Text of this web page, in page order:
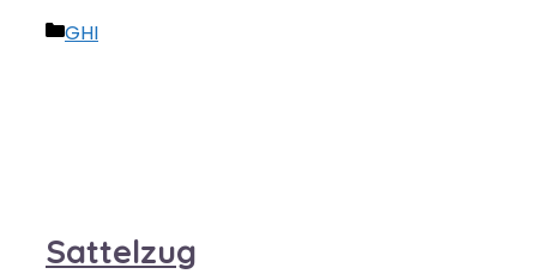
Kategorien
GHI
Sattelzug